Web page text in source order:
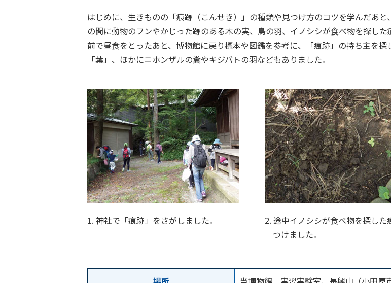
はじめに、生きものの「痕跡（こんせき）」の種類や見つけ方のコツを学んだあ
の間に動物のフンやかじった跡のある木の実、鳥の羽、イノシシが食べ物を探し
前で昼食をとったあと、博物館に戻り標本や図鑑を参考に、「痕跡」の持ち主を
「葉」、ほかにニホンザルの糞やキジバトの羽などもありました。
1. 神社で「痕跡」をさがしました。
2. 途中イノシシが食べ物を探した
つけました。